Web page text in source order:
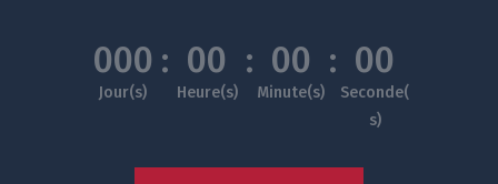
000
Jour(s)
: 00
Heure(s)
: 00
Minute(s)
: 00
Seconde(
s)